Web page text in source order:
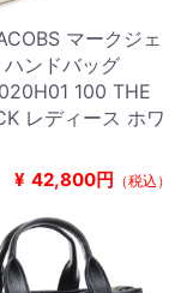
マークジェ
ンドバッグ
100 THE
レディース ホワ
¥ 42,800円 （税込）